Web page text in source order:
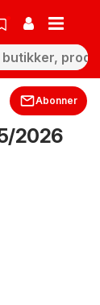
Abonner
2026